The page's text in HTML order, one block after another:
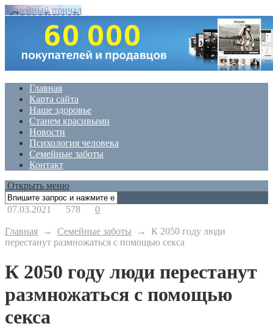
Семейный причал
Главная
Карта сайта
Наше здоровье
Станем красивыми
Новости
Психология человека
Семейные заботы
Контакт
Открыть меню
07.03.2021 578 0
Главная → Семейные заботы → К 2050 году люди
перестанут размножаться с помощью секса
К 2050 году люди перестанут
размножаться с помощью
секса